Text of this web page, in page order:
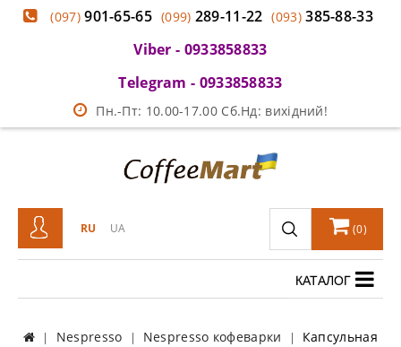
(097)901-65-65 (099) 289-11-22 (093)385-88-33
Viber - 0933858833
Telegram - 0933858833
Пн.-Пт: 10.00-17.00 Сб.Нд: вихідний!
RU UA (0)
КАТАЛОГ
Nespresso Nespresso кофеварки
Капсульная